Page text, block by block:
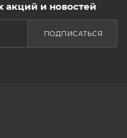
акций и новостей
ПОДПИСАТЬСЯ